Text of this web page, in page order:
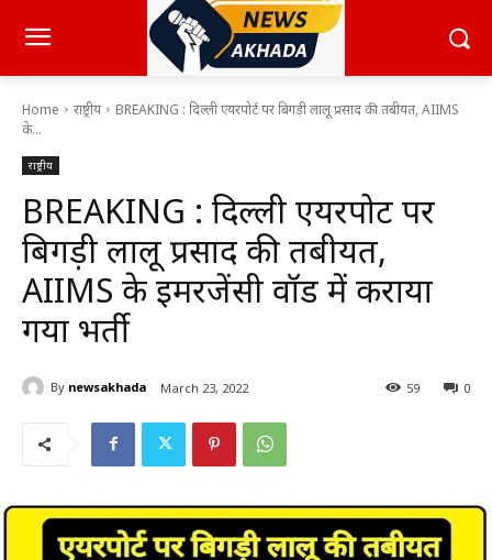
Home राष्ट्रीय
BREAKING : दिल्ली एयरपोर्ट पर बिगड़ी लालू प्रसाद की तबीयत, AIIMS
के...
राष्ट्रीय
BREAKING : दिल्ली एयरपोर्ट पर
बिगड़ी लालू प्रसाद की तबीयत,
AIIMS के इमरजेंसी वॉर्ड में कराया
गया भर्ती
By newsakhada March 23, 2022 0
59